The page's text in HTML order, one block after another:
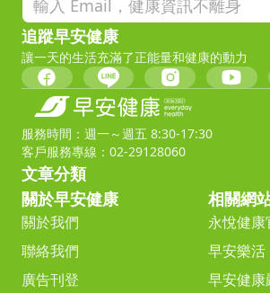
追蹤早安健康
讓一天的生活充滿了正能量和健康的動力
服務時間：週一～週五 8:30-17:30
客戶服務專線：02-29128060
文章分類
關於早安健康
關於我們
聯絡我們
廣告刊登
相關網
永悅健康
早安樂活
早安健康